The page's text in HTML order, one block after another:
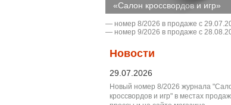
«Салон кроссвордов и игр»
― номер 8/2026 в продаже с
― номер 9/2026 в продаже с
Новости
29.07.2026
Новый номер 8/2026 журнала
кроссвордов и игр" в местах